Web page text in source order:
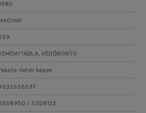
VÉDŐBORÍTÓ
fehér képek
/ 5358122